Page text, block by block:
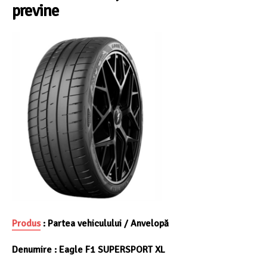
previne
Produs: Partea vehiculului / Anvelopă
Denumire : Eagle F1 SUPERSPORT XL